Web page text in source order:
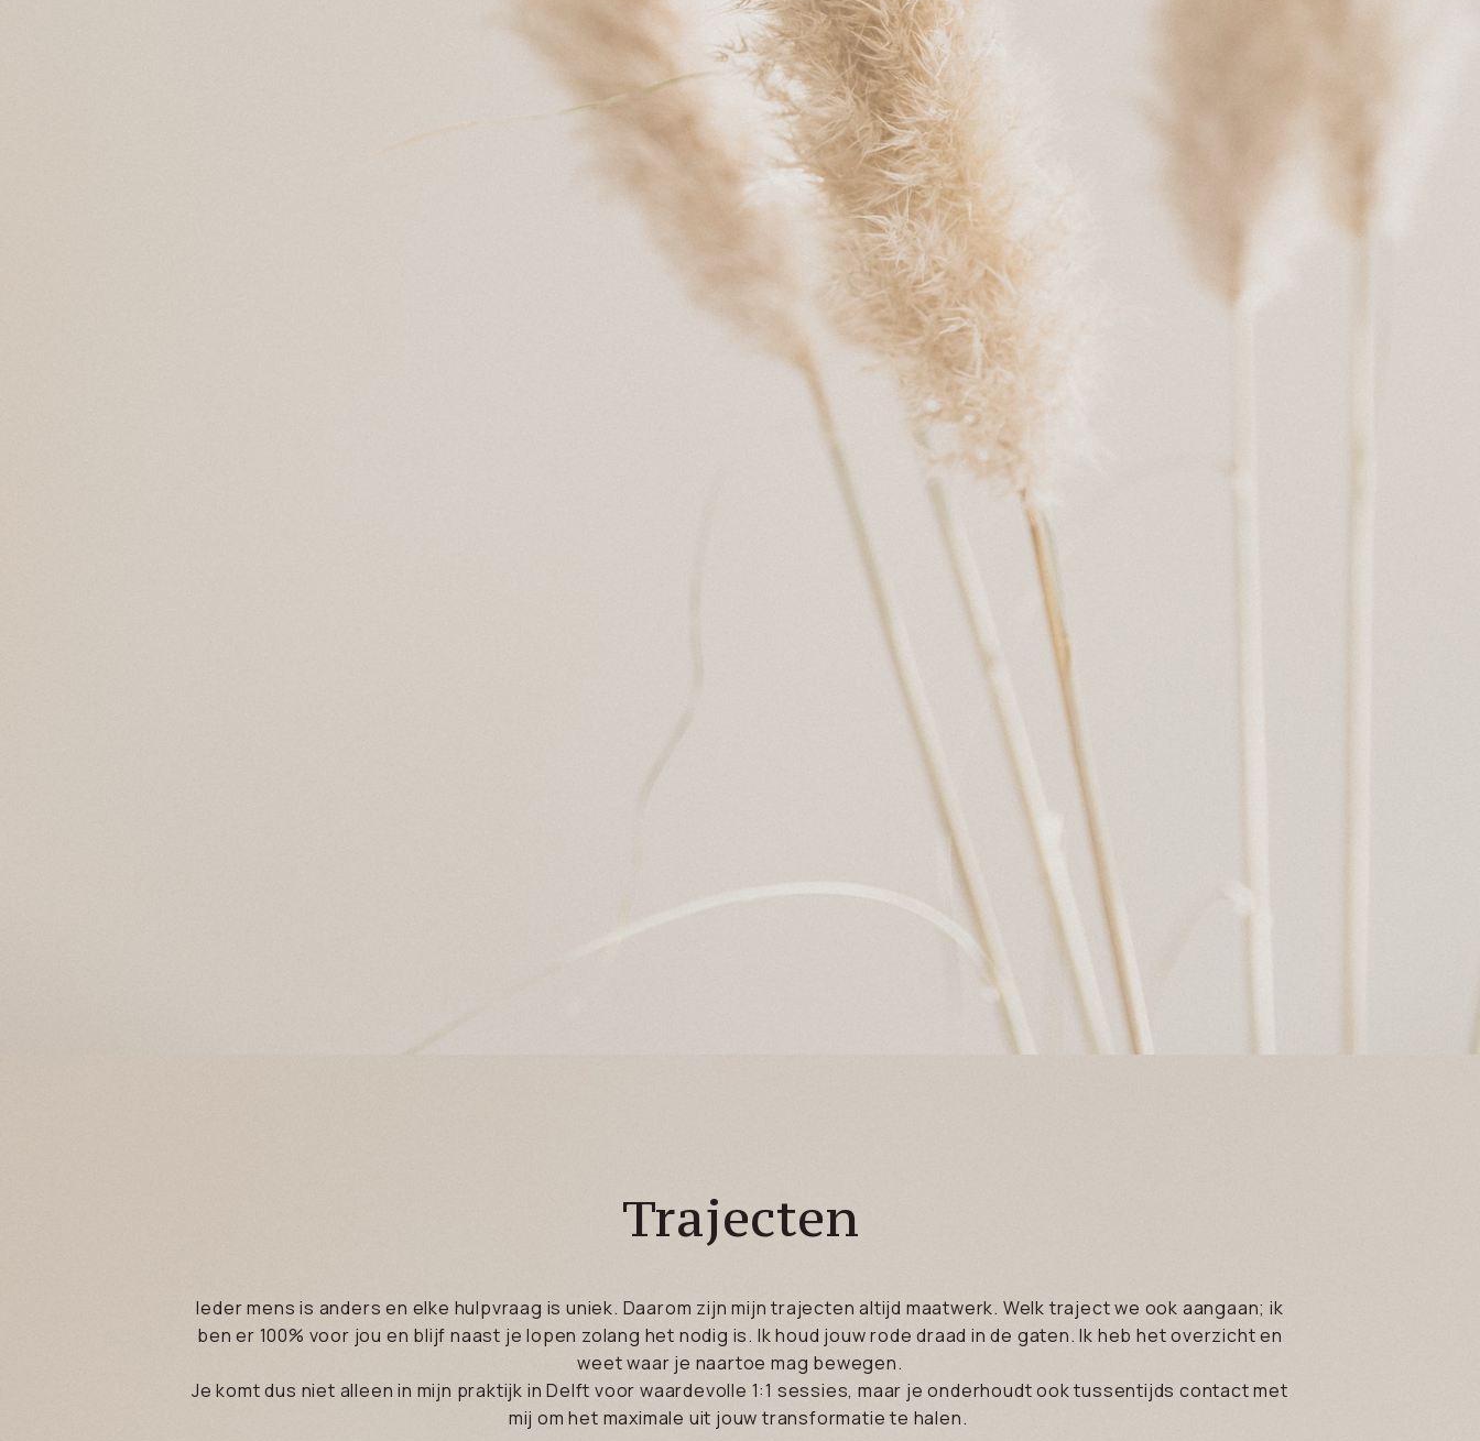
Trajecten
Ieder mens is anders en elke hulpvraag is uniek. Daarom zijn mijn trajecten altijd maatwerk. Welk traject we ook aangaan; ik
ben er 100% voor jou en blijf naast je lopen zolang het nodig is. Ik houd jouw rode draad in de gaten. Ik heb het overzicht en
weet waar je naartoe mag bewegen.
Je komt dus niet alleen in mijn praktijk in Delft voor waardevolle 1:1 sessies, maar je onderhoudt ook tussentijds contact met
mij om het maximale uit jouw transformatie te halen.